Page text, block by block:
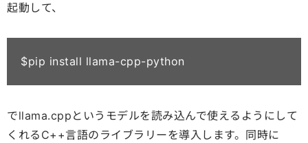
起動して、
$pip install llama-cpp-python
でllama.cppというモデルを読み込んで使えるようにして
くれるC++言語のライブラリーを導入します。同時に